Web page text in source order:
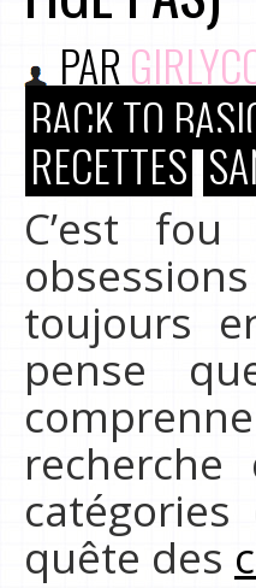
PAR
BACK TO
RECETTES
C’est
toujours
pense
quête des